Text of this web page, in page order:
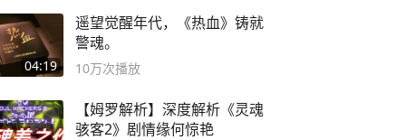
04:19
遥望觉醒年代，《热血》铸就
警魂。
10万次播放
【姆罗解析】深度解析《灵魂
骇客2》剧情缘何惊艳